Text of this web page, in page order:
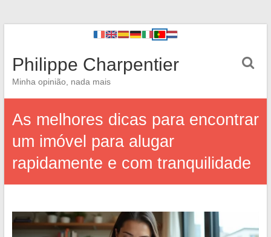
Philippe Charpentier
Minha opinião, nada mais
As melhores dicas para encontrar
um imóvel para alugar
rapidamente e com tranquilidade